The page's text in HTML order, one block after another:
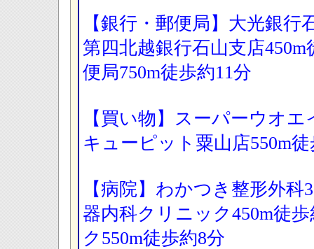
【銀行・郵便局】大光銀
第四北越銀行石山支店
便局750m徒歩約11分
【買い物】スーパーウオ
キューピット粟山店550m
【病院】わかつき整形外
器内科クリニック450m徒
ク550m徒歩約8分